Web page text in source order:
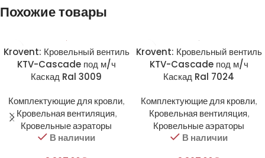
Похожие товары
Krovent: Кровельный вентиль
KTV-Cascade под м/ч
Каскад Ral 3009
Комплектующие для кровли,
Кровельная вентиляция,
Кровельные аэраторы
В наличии
Krovent: Кровельный вентиль
KTV-Cascade под м/ч
Каскад Ral 7024
Комплектующие для кровли,
Кровельная вентиляция,
Кровельные аэраторы
В наличии